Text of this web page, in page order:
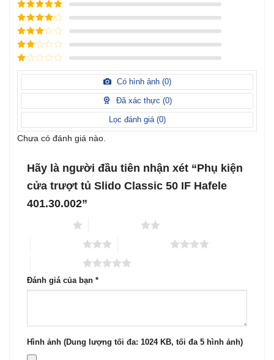
Được xếp
hạng
5
5
sao
Được xếp
hạng
4
5
sao
Được
xếp
hạng3
5 sao
Được
hạng
sao
Được
hạng
1
sao
Có hình ảnh (0)
Đã xác thực (0)
Lọc đánh giá (0)
Chưa có đánh giá nào.
Hãy là người đầu tiên nhận xét “Phụ kiện
cửa trượt tủ Slido Classic 50 IF Hafele
401.30.002”
Đánh giá của bạn *
Hình ảnh (Dung lượng tối đa: 1024 KB, tối đa 5 hình ảnh)